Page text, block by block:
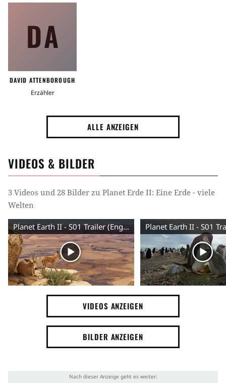
DA
DAVID ATTENBOROUGH
Erzähler
ALLE ANZEIGEN
VIDEOS & BILDER
3 Videos und 28 Bilder zu Planet Erde II: Eine Erde - viele
Welten
Planet Earth II - S01 Trailer (English) HD
VIDEOS ANZEIGEN
BILDER ANZEIGEN